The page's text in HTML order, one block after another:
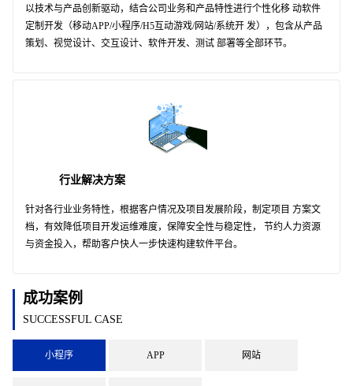
以技术与产品创新驱动，结合公司业务和产品特性进行个性化移 动软件
定制开发（移动APP/小程序/H5互动游戏/网站/系统开 发），包含从产品
策划、视觉设计、交互设计、软件开发、测试 部署等全部环节。
行业解决方案
针对各行业业务特性，根据客户情况及项目发展阶段，制定项目 方案文
档，有效降低项目开发运维难度，保障安全性与稳定性， 节约人力资源
与资金投入，帮助客户快人一步快速构建软件平台。
成功案例
SUCCESSFUL CASE
小程序 APP 网站